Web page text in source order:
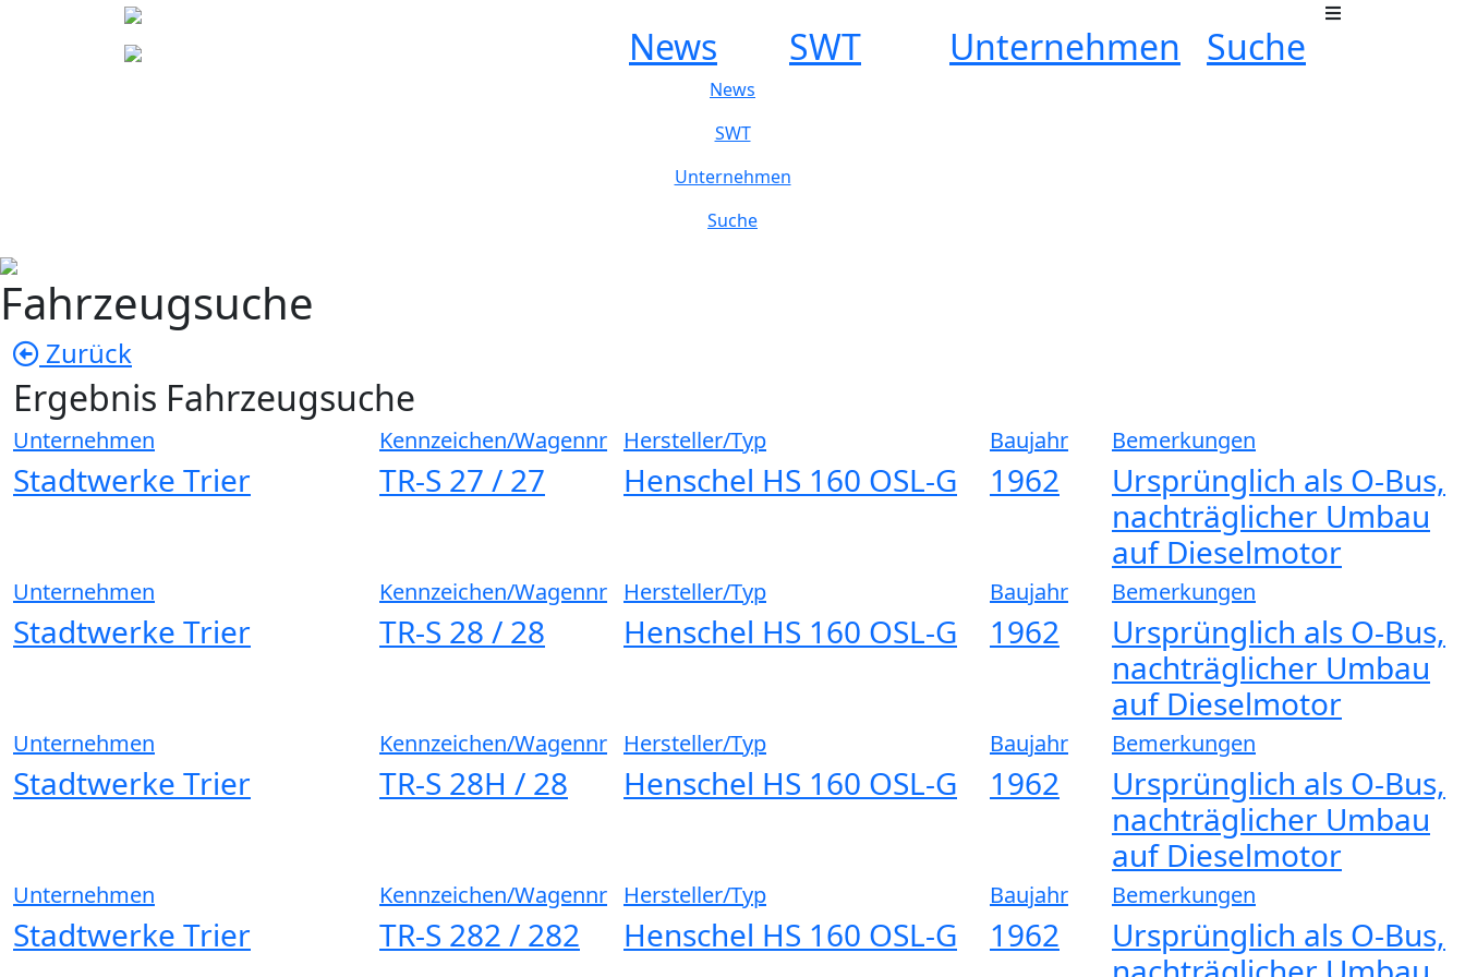
News SWT Unternehmen Suche
News
SWT
Unternehmen
Suche
Fahrzeugsuche
Zurück
Ergebnis Fahrzeugsuche
Unternehmen
Stadtwerke Trier
Kennzeichen/Wagennr
TR-S 27 / 27
Hersteller/Typ
Henschel HS 160 OSL-G
Baujahr
1962
Bemerkungen
Ursprünglich als O-Bus,
nachträglicher Umbau
auf Dieselmotor
Unternehmen
Stadtwerke Trier
Kennzeichen/Wagennr
TR-S 28 / 28
Hersteller/Typ
Henschel HS 160 OSL-G
Baujahr
1962
Bemerkungen
Ursprünglich als O-Bus,
nachträglicher Umbau
auf Dieselmotor
Unternehmen
Stadtwerke Trier
Kennzeichen/Wagennr
TR-S 28H / 28
Hersteller/Typ
Henschel HS 160 OSL-G
Baujahr
1962
Bemerkungen
Ursprünglich als O-Bus,
nachträglicher Umbau
auf Dieselmotor
Unternehmen
Stadtwerke Trier
Kennzeichen/Wagennr
TR-S 282 / 282
Hersteller/Typ
Henschel HS 160 OSL-G
Baujahr
1962
Bemerkungen
Ursprünglich als O-Bus,